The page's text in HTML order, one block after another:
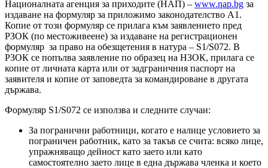
Националната агенция за приходите (НАП) – www.nap.bg за
издаване на формуляр за приложимо законодателство А1.
Копие от този формуляр се прилага към заявлението пред
РЗОК (по местоживеене) за издаване на регистрационен
формуляр за право на обезщетения в натура – S1/S072. В
РЗОК се попълва заявление по образец на НЗОК, прилага се
копие от личната карта или от задграничния паспорт на
заявителя и копие от заповедта за командироване в другата
държава.
Формуляр S1/S072 се използва и следните случаи:
За погранични работници, когато е налице условието за
пограничен работник, като за такъв се счита: всяко лице,
упражняващо дейност като заето или като
самостоятелно заето лице в една държава членка и което